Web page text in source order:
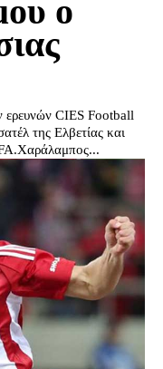
ο
ερευνών CIES Football
της Ελβετίας και